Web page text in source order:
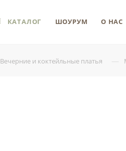
КАТАЛОГ ШОУРУМ О НАС
Вечерние и коктейльные платья —